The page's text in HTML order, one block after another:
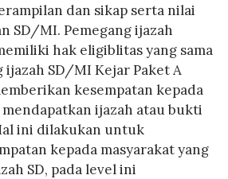
dan sikap serta nilai
SD/MI. Pemegang ijazah
hak eligiblitas yang sama
ijazah SD/MI Kejar Paket A
kesempatan kepada
ijazah atau bukti
ini dilakukan untuk
kepada masyarakat yang
SD, pada level ini